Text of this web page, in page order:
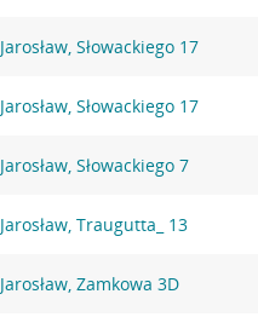
Jarosław, Słowackiego 17
Jarosław, Słowackiego 17
Jarosław, Słowackiego 7
Jarosław, Traugutta_ 13
Jarosław, Zamkowa 3D